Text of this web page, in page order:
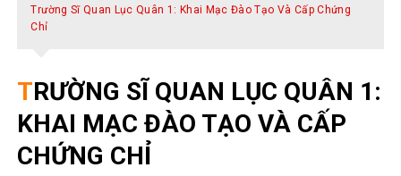
Trường Sĩ Quan Lục Quân 1: Khai Mạc Đào Tạo Và Cấp Chứng
Chỉ
TRƯỜNG SĨ QUAN LỤC QUÂN 1:
KHAI MẠC ĐÀO TẠO VÀ CẤP
CHỨNG CHỈ